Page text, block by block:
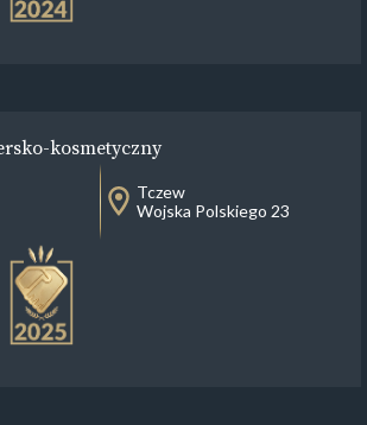
kosmetyczny
Tczew
Wojska Polskiego 23